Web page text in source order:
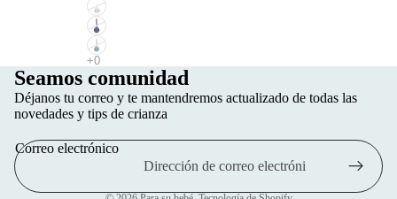
Seamos comunidad
Déjanos tu correo y te mantendremos actualizado de todas las
novedades y tips de crianza
Correo electrónico
Política de privacidad
Política de reembolso
Términos del servicio